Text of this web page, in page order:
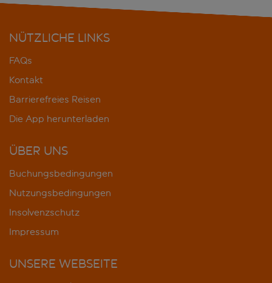
NÜTZLICHE LINKS
FAQs
Kontakt
Barrierefreies Reisen
Die App herunterladen
ÜBER UNS
Buchungsbedingungen
Nutzungsbedingungen
Insolvenzschutz
Impressum
UNSERE WEBSEITE